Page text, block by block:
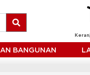
BANGUNAN